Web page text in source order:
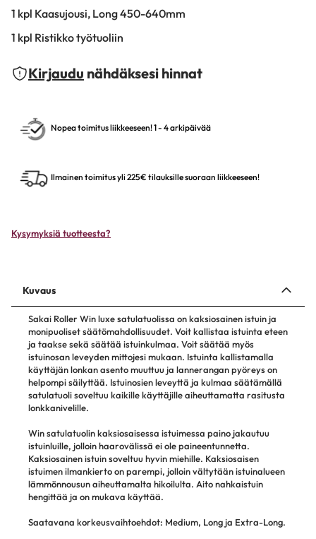
1 kpl Kaasujousi, Long 450-640mm
1 kpl Ristikko työtuoliin
Kirjaudu nähdäksesi hinnat
Nopea toimitus liikkeeseen! 1 - 4 arkipäivää
Ilmainen toimitus yli 225€ tilauksille suoraan liikkeeseen!
Kysymyksiä tuotteesta?
Kuvaus
Sakai Roller Win luxe satulatuolissa on kaksiosainen istuin ja
monipuoliset säätömahdollisuudet. Voit kallistaa istuinta eteen
ja taakse sekä säätää istuinkulmaa. Voit säätää myös
istuinosan leveyden mittojesi mukaan. Istuinta kallistamalla
käyttäjän lonkan asento muuttuu ja lannerangan pyöreys on
helpompi säilyttää. Istuinosien leveyttä ja kulmaa säätämällä
satulatuoli soveltuu kaikille käyttäjille aiheuttamatta rasitusta
lonkkanivelille.
Win satulatuolin kaksiosaisessa istuimessa paino jakautuu
istuinluille, jolloin haarovälissä ei ole paineentunnetta.
Kaksiosainen istuin soveltuu hyvin miehille. Kaksiosaisen
istuimen ilmankierto on parempi, jolloin vältytään istuinalueen
lämmönnousun aiheuttamalta hikoilulta. Aito nahkaistuin
hengittää ja on mukava käyttää.
Saatavana korkeusvaihtoehdot: Medium, Long ja Extra-Long.